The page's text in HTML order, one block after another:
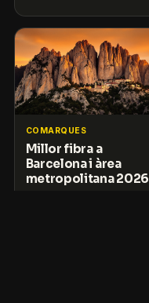
COMARQUES
Millor fibra a
Barcelona i àrea
metropolitana 2026